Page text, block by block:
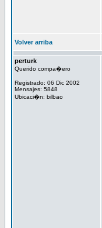
Volver arriba
perturk
Querido compa�ero
Registrado: 06 Dic 2002
Mensajes: 5848
Ubicaci�n: bilbao